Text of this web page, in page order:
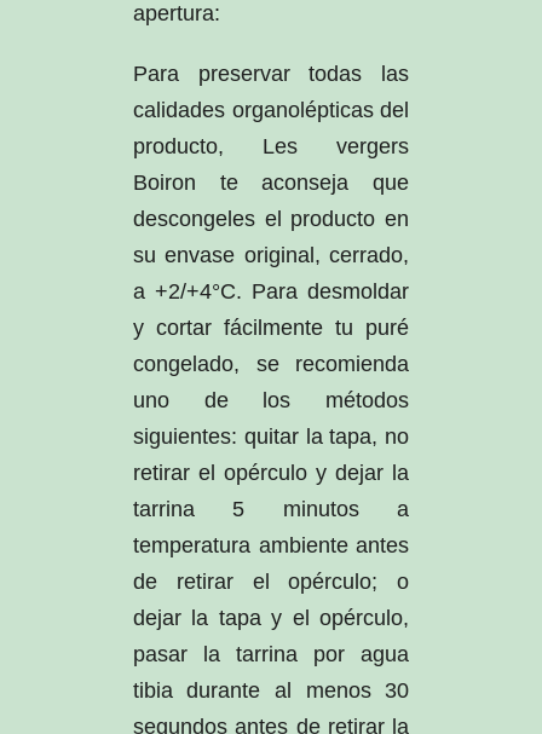
apertura:
Para preservar todas las
calidades organolépticas del
producto, Les vergers
Boiron te aconseja que
descongeles el producto en
su envase original, cerrado,
a +2/+4°C. Para desmoldar
y cortar fácilmente tu puré
congelado, se recomienda
uno de los métodos
siguientes: quitar la tapa, no
retirar el opérculo y dejar la
tarrina 5 minutos a
temperatura ambiente antes
de retirar el opérculo; o
dejar la tapa y el opérculo,
pasar la tarrina por agua
tibia durante al menos 30
segundos antes de retirar la